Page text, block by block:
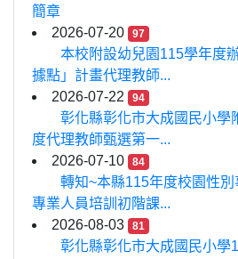
簡章
2026-07-20
97
本校附設幼兒園115學年度
據點」計畫代理教師...
2026-07-22
94
彰化縣彰化市大成國民小學
度代理教師甄選第一...
2026-07-10
84
轉知~本縣115年度校園性
專業人員培訓初階課...
2026-08-03
81
彰化縣彰化市大成國民小學